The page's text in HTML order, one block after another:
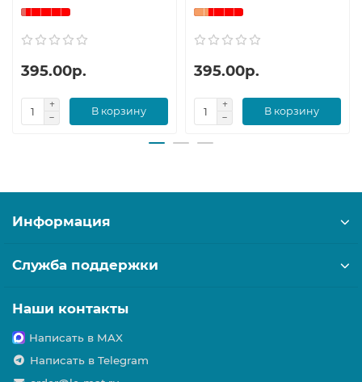
395.00р.
В корзину
395.00р.
В корзину
Информация
Служба поддержки
Наши контакты
Написать в MAX
Написать в Telegram